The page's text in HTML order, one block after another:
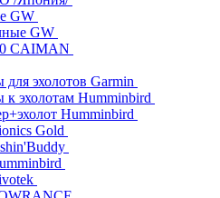
GW
GW
CAIMAN
для эхолотов Garmin
к эхолотам Humminbird
Humminbird
Gold